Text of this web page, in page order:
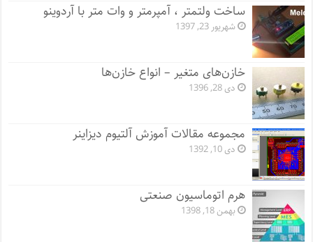
ساخت ولتمتر ، آمپرمتر و وات متر با آردوینو
شهریور 23, 1397
خازن‌های متغیر – انواع خازن‌ها
دی 28, 1396
مجموعه مقالات آموزش آلتیوم دیزاینر
دی 10, 1392
هرم اتوماسیون صنعتی
بهمن 18, 1398